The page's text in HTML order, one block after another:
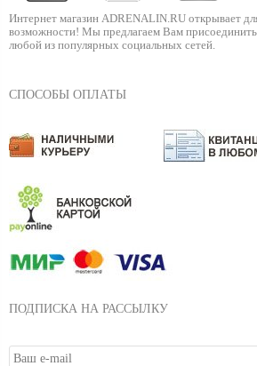
Интернет магазин ADRENALIN.RU открывает
возможности! Мы предлагаем Вам
любой из популярных социальных сетей.
СПОСОБЫ ОПЛАТЫ
ПОДПИСКА НА РАССЫЛКУ